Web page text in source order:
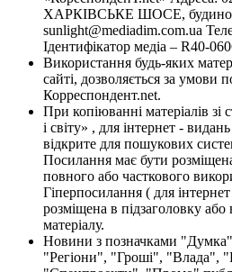
ХАРКІВСЬКЕ ШОСЕ, будинок
sunlight@mediadim.com.ua
Ідентифікатор медіа – R40-
Використання будь-яких
сайті, дозволяється за умови
Корреспондент.net.
При копіюванні матеріалів
і світу» , для інтернет -
відкрите для пошукових
Посилання має бути
повного або часткового
Гіперпосилання ( для
розміщена в підзаголовку
матеріалу.
Новини з позначками
"Регіони", "Гроші", "Влада",